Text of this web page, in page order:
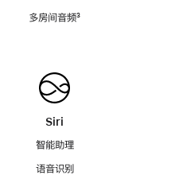
多房间音频脚
³
Siri
智能助理
语音识别